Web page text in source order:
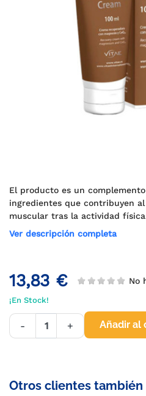
El producto es un
ingredientes que contribuyen
muscular tras la actividad
Ver descripción completa
13,83 € No
¡En Stock!
- + Añadir al
Otros clientes